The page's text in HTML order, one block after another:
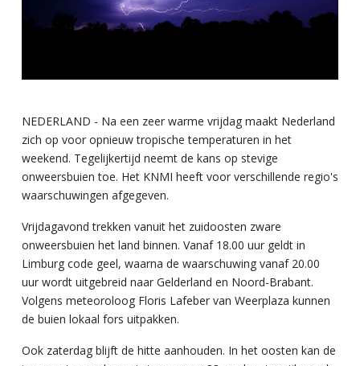
NEDERLAND - Na een zeer warme vrijdag maakt Nederland
zich op voor opnieuw tropische temperaturen in het
weekend. Tegelijkertijd neemt de kans op stevige
onweersbuien toe. Het KNMI heeft voor verschillende regio's
waarschuwingen afgegeven.
Vrijdagavond trekken vanuit het zuidoosten zware
onweersbuien het land binnen. Vanaf 18.00 uur geldt in
Limburg code geel, waarna de waarschuwing vanaf 20.00
uur wordt uitgebreid naar Gelderland en Noord-Brabant.
Volgens meteoroloog Floris Lafeber van Weerplaza kunnen
de buien lokaal fors uitpakken.
Ook zaterdag blijft de hitte aanhouden. In het oosten kan de